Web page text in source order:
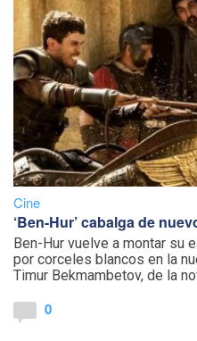
Cine
‘Ben-Hur’ cabalga de
Ben-Hur vuelve a montar su
por corceles blancos en la
Timur Bekmambetov, de la
0